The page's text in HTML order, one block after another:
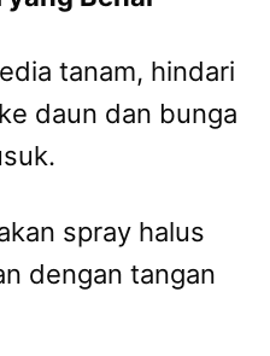
tanam, hindari
daun dan bunga
spray halus
dengan tangan